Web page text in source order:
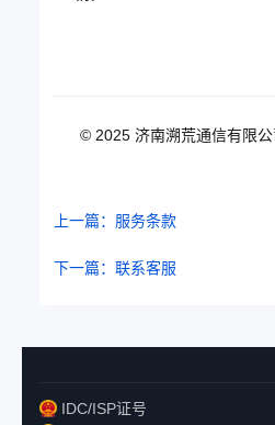
© 2025 济南溯荒通信有限公
上一篇：服务条款
下一篇：联系客服
IDC/ISP证号